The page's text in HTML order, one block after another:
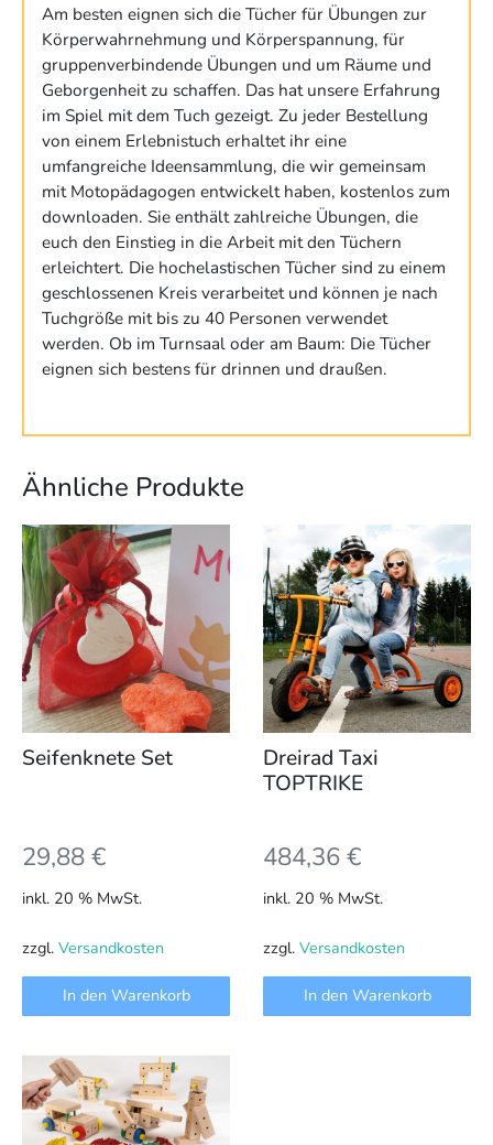
Am besten eignen sich die Tücher für Übungen zur
Körperwahrnehmung und Körperspannung, für
gruppenverbindende Übungen und um Räume und
Geborgenheit zu schaffen. Das hat unsere Erfahrung
im Spiel mit dem Tuch gezeigt. Zu jeder Bestellung
von einem Erlebnistuch erhaltet ihr eine
umfangreiche Ideensammlung, die wir gemeinsam
mit Motopädagogen entwickelt haben, kostenlos zum
downloaden. Sie enthält zahlreiche Übungen, die
euch den Einstieg in die Arbeit mit den Tüchern
erleichtert. Die hochelastischen Tücher sind zu einem
geschlossenen Kreis verarbeitet und können je nach
Tuchgröße mit bis zu 40 Personen verwendet
werden. Ob im Turnsaal oder am Baum: Die Tücher
eignen sich bestens für drinnen und draußen.
Ähnliche Produkte
Seifenknete Set
29,88€
inkl. 20 % MwSt.
zzgl. Versandkosten
In den Warenkorb
Dreirad Taxi
TOPTRIKE
484,36€
inkl. 20 % MwSt.
zzgl. Versandkosten
In den Warenkorb